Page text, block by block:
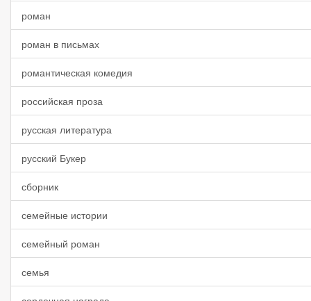
роман
роман в письмах
романтическая комедия
российская проза
русская литература
русский Букер
сборник
семейные истории
семейный роман
семья